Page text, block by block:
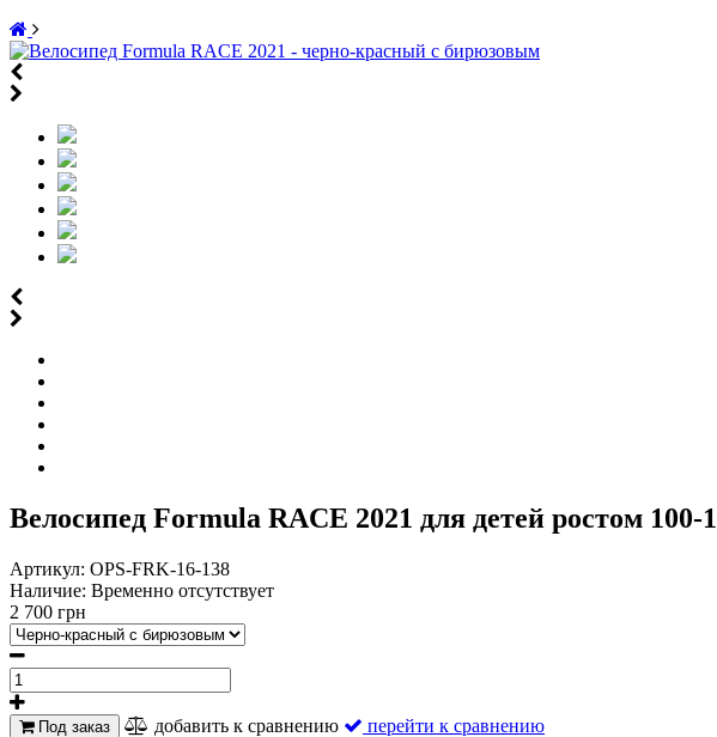
Велосипед Formula RACE 2021 для детей ростом
Артикул: OPS-FRK-16-138
Наличие: Временно отсутствует
2 700 грн
Под заказ добавить к сравнению перейти к сравнению